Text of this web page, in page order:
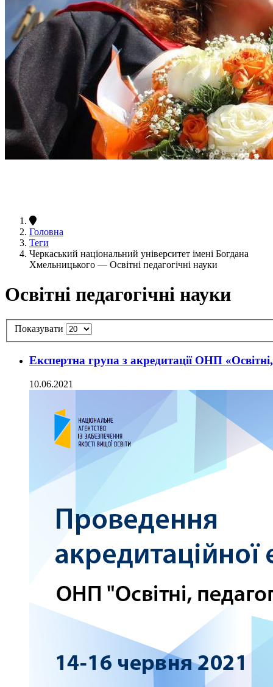
Головна
Теги
Черкаський національний університет імені Богдана
Хмельницького — Освітні педагогічні науки
Освітні педагогічні науки
Показувати
Експертна група з акредитації ОНП
10.06.2021